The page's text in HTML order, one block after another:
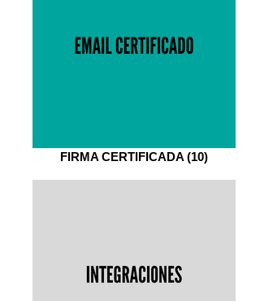
FIRMA CERTIFICADA (10)